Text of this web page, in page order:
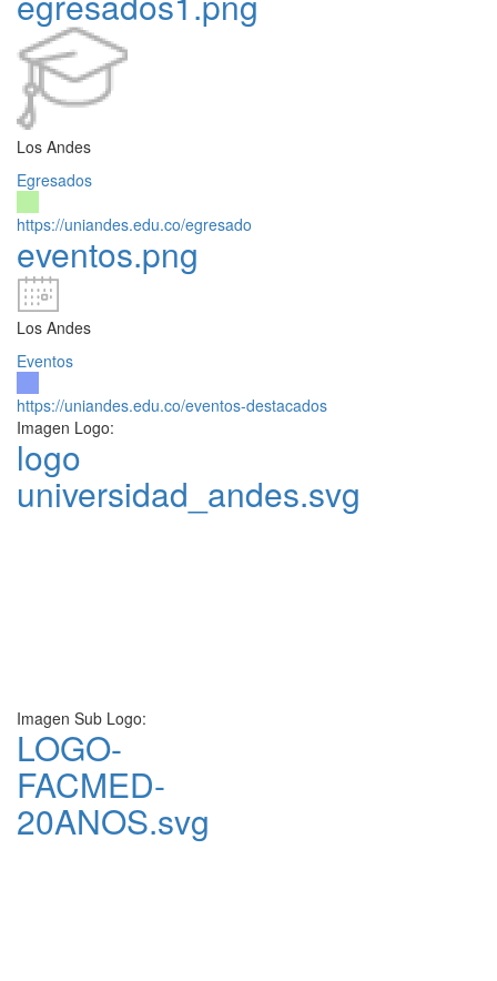
Los Andes
Egresados
https://uniandes.edu.co/egresado
eventos.png
Los Andes
Eventos
https://uniandes.edu.co/eventos-destacados
Imagen Logo:
logo
universidad_andes.svg
Imagen Sub Logo:
LOGO-
FACMED-
20ANOS.svg